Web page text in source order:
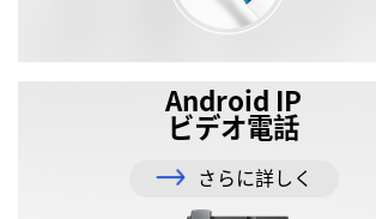
Android IP
ビデオ電話
さらに詳しく